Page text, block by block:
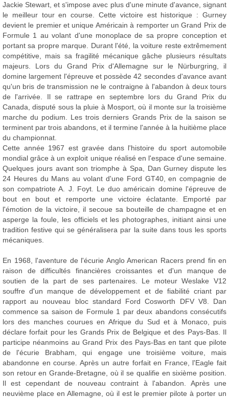
Jackie Stewart, et s'impose avec plus d'une minute d'avance, signant
le meilleur tour en course. Cette victoire est historique : Gurney
devient le premier et unique Américain à remporter un Grand Prix de
Formule 1 au volant d'une monoplace de sa propre conception et
portant sa propre marque. Durant l'été, la voiture reste extrêmement
compétitive, mais sa fragilité mécanique gâche plusieurs résultats
majeurs. Lors du Grand Prix d'Allemagne sur le Nürburgring, il
domine largement l'épreuve et possède 42 secondes d'avance avant
qu'un bris de transmission ne le contraigne à l'abandon à deux tours
de l'arrivée. Il se rattrape en septembre lors du Grand Prix du
Canada, disputé sous la pluie à Mosport, où il monte sur la troisième
marche du podium. Les trois derniers Grands Prix de la saison se
terminent par trois abandons, et il termine l'année à la huitième place
du championnat.
Cette année 1967 est gravée dans l'histoire du sport automobile
mondial grâce à un exploit unique réalisé en l'espace d'une semaine.
Quelques jours avant son triomphe à Spa, Dan Gurney dispute les
24 Heures du Mans au volant d'une Ford GT40, en compagnie de
son compatriote A. J. Foyt. Le duo américain domine l'épreuve de
bout en bout et remporte une victoire éclatante. Emporté par
l'émotion de la victoire, il secoue sa bouteille de champagne et en
asperge la foule, les officiels et les photographes, initiant ainsi une
tradition festive qui se généralisera par la suite dans tous les sports
mécaniques.
En 1968, l'aventure de l'écurie Anglo American Racers prend fin en
raison de difficultés financières croissantes et d'un manque de
soutien de la part de ses partenaires. Le moteur Weslake V12
souffre d'un manque de développement et de fiabilité criant par
rapport au nouveau bloc standard Ford Cosworth DFV V8. Dan
commence sa saison de Formule 1 par deux abandons consécutifs
lors des manches courues en Afrique du Sud et à Monaco, puis
déclare forfait pour les Grands Prix de Belgique et des Pays-Bas. Il
participe néanmoins au Grand Prix des Pays-Bas en tant que pilote
de l'écurie Brabham, qui engage une troisième voiture, mais
abandonne en course. Après un autre forfait en France, l'Eagle fait
son retour en Grande-Bretagne, où il se qualifie en sixième position.
Il est cependant de nouveau contraint à l'abandon. Après une
neuvième place en Allemagne, où il est le premier pilote à porter un